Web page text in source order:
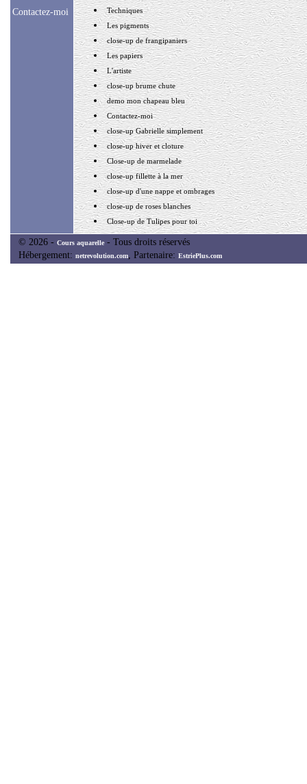
Contactez-moi
Techniques
Les pigments
close-up de frangipaniers
Les papiers
L'artiste
close-up brume chute
demo mon chapeau bleu
Contactez-moi
close-up Gabrielle simplement
close-up hiver et cloture
Close-up de marmelade
close-up fillette à la mer
close-up d'une nappe et ombrages
close-up de roses blanches
Close-up de Tulipes pour toi
© 2026 - Cours aquarelle - Tous droits réservés
Hébergement: netrevolution.com, Partenaire: EstriePlus.com